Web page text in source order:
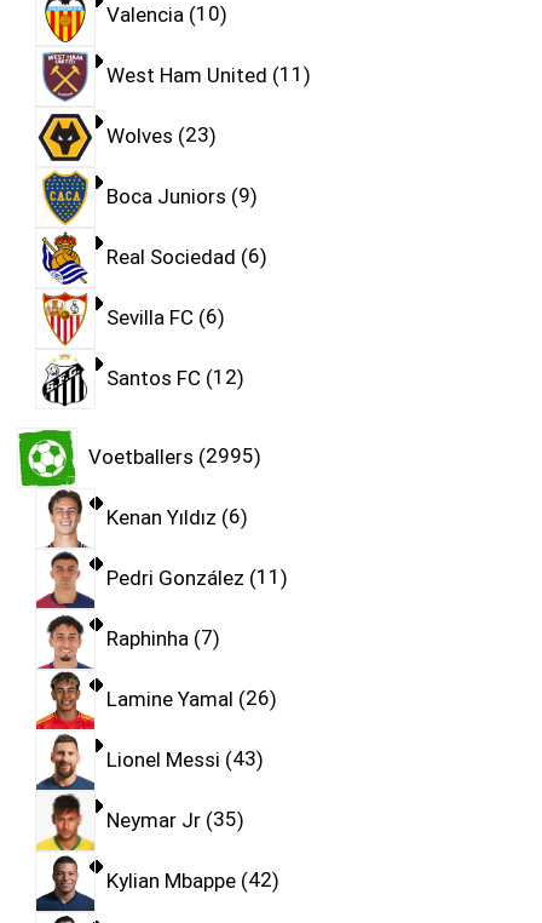
Valencia 10
West Ham United 11
Wolves 23
Boca Juniors 9
Real Sociedad 6
Sevilla FC 6
Santos FC 12
Voetballers 2995
Kenan Yıldız 6
Pedri González 11
Raphinha 7
Lamine Yamal 26
Lionel Messi 43
Neymar Jr 35
Kylian Mbappe 42